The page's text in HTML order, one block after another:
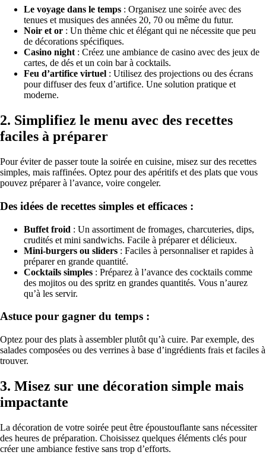
Le voyage dans le temps : Organisez une soirée avec des
tenues et musiques des années 20, 70 ou même du futur.
Noir et or : Un thème chic et élégant qui ne nécessite que peu
de décorations spécifiques.
Casino night : Créez une ambiance de casino avec des jeux de
cartes, de dés et un coin bar à cocktails.
Feu d’artifice virtuel : Utilisez des projections ou des écrans
pour diffuser des feux d’artifice. Une solution pratique et
moderne.
2. Simplifiez le menu avec des recettes
faciles à préparer
Pour éviter de passer toute la soirée en cuisine, misez sur des recettes
simples, mais raffinées. Optez pour des apéritifs et des plats que vous
pouvez préparer à l’avance, voire congeler.
Des idées de recettes simples et efficaces :
Buffet froid : Un assortiment de fromages, charcuteries, dips,
crudités et mini sandwichs. Facile à préparer et délicieux.
Mini-burgers ou sliders : Faciles à personnaliser et rapides à
préparer en grande quantité.
Cocktails simples : Préparez à l’avance des cocktails comme
des mojitos ou des spritz en grandes quantités. Vous n’aurez
qu’à les servir.
Astuce pour gagner du temps :
Optez pour des plats à assembler plutôt qu’à cuire. Par exemple, des
salades composées ou des verrines à base d’ingrédients frais et faciles à
trouver.
3. Misez sur une décoration simple mais
impactante
La décoration de votre soirée peut être époustouflante sans nécessiter
des heures de préparation. Choisissez quelques éléments clés pour
créer une ambiance festive sans trop d’efforts.